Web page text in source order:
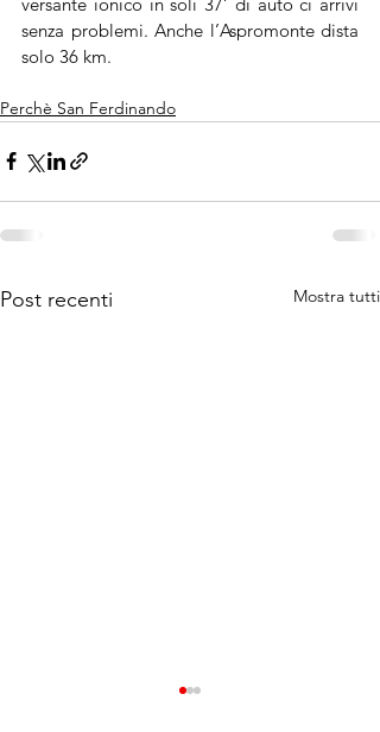
senza problemi. Anche l’Aspromonte dista
solo 36 km.
Perchè San Ferdinando
Post recenti Mostra tutti